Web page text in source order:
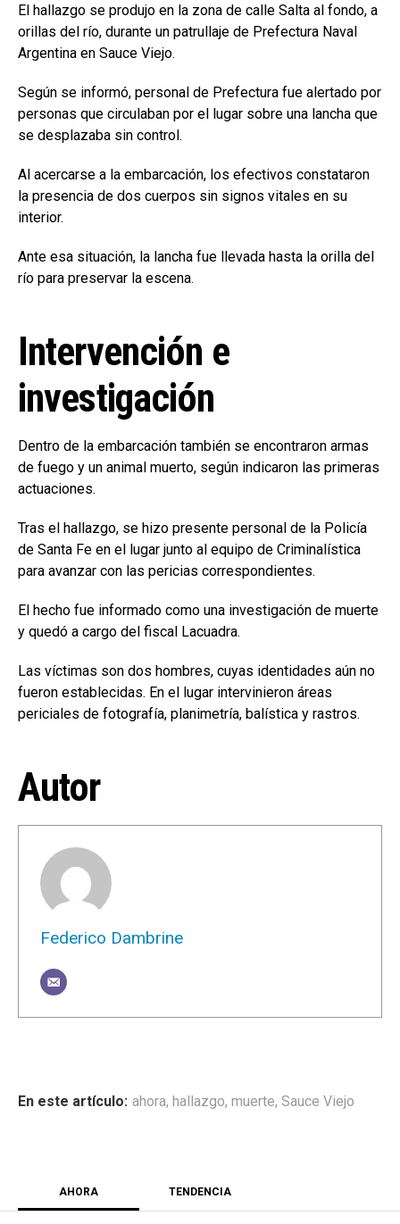
El hallazgo se produjo en la zona de calle Salta al fondo, a
orillas del río, durante un patrullaje de Prefectura Naval
Argentina en Sauce Viejo.
Según se informó, personal de Prefectura fue alertado por
personas que circulaban por el lugar sobre una lancha que
se desplazaba sin control.
Al acercarse a la embarcación, los efectivos constataron
la presencia de dos cuerpos sin signos vitales en su
interior.
Ante esa situación, la lancha fue llevada hasta la orilla del
río para preservar la escena.
Intervención e
investigación
Dentro de la embarcación también se encontraron armas
de fuego y un animal muerto, según indicaron las primeras
actuaciones.
Tras el hallazgo, se hizo presente personal de la Policía
de Santa Fe en el lugar junto al equipo de Criminalística
para avanzar con las pericias correspondientes.
El hecho fue informado como una investigación de muerte
y quedó a cargo del fiscal Lacuadra.
Las víctimas son dos hombres, cuyas identidades aún no
fueron establecidas. En el lugar intervinieron áreas
periciales de fotografía, planimetría, balística y rastros.
Autor
Federico Dambrine
ahora, hallazgo, muerte, Sauce Viejo
AHORA TENDENCIA